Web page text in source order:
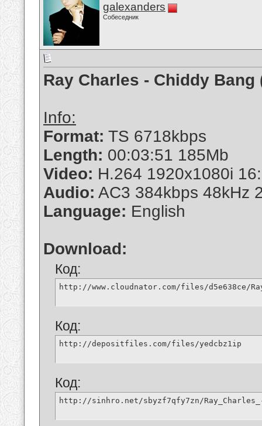
galexanders
Собеседник
Ray Charles - Chiddy Bang
Info:
Format: TS 6718kbps
Length: 00:03:51 185Mb
Video: H.264 1920x1080i
Audio: AC3 384kbps 48kHz
Language: English
Download:
Код:
http://www.cloudnator.com/files/d5e638ce/
Код:
http://depositfiles.com/files/yedcbz1ip
Код:
http://sinhro.net/sbyzf7qfy7zn/Ray_Charles_-